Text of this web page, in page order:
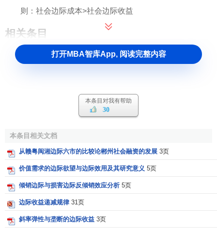
则：社会边际成本>社会边际收益
相关条目
私人边际收益
打开MBA智库App, 阅读完整内容
本条目对我有帮助
30
本条目相关文档
从赣粤闽湘边际六市的比较论郴州社会融资的发展 3页
价值需求的边际欲望与边际效用及其研究意义 5页
倾销边际与损害边际反倾销效应分析 5页
边际收益递减规律 31页
斜率弹性与垄断的边际收益 3页